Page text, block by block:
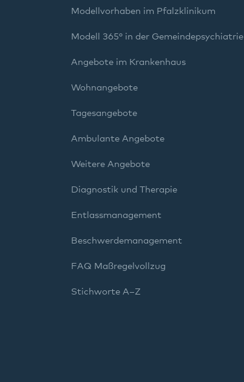
Modellvorhaben im Pfalzklinikum
Modell 365° in der Gemeindepsychiatrie
Angebote im Krankenhaus
Wohnangebote
Tagesangebote
Ambulante Angebote
Weitere Angebote
Diagnostik und Therapie
Entlassmanagement
Beschwerdemanagement
FAQ Maßregelvollzug
Stichworte A–Z